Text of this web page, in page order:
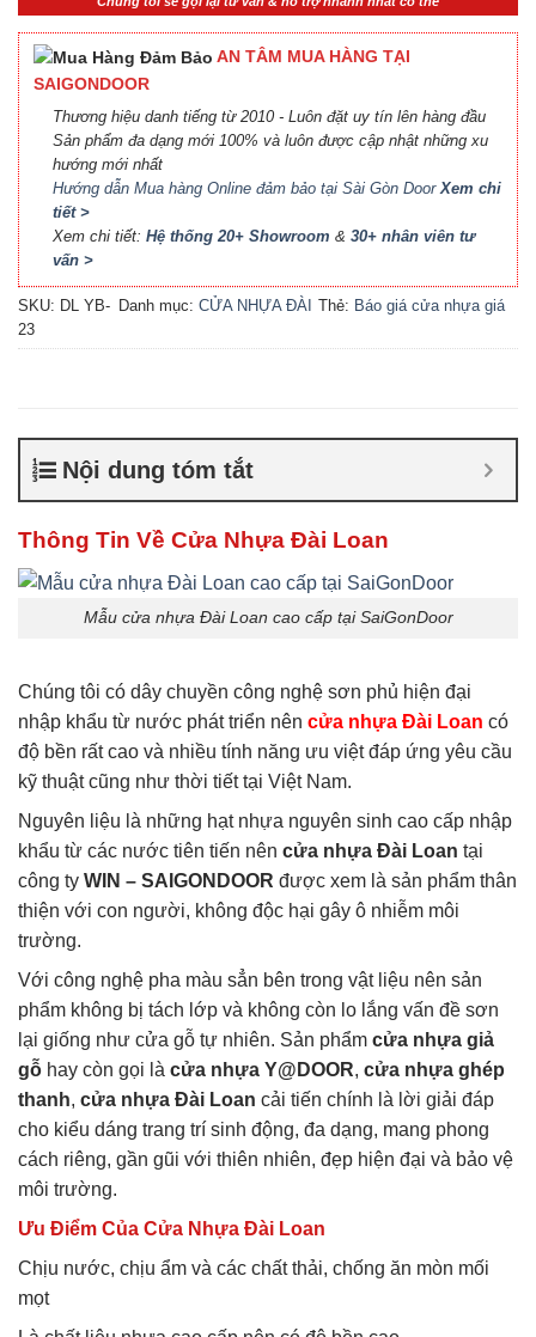
AN TÂM MUA HÀNG TẠI
SAIGONDOOR
Thương hiệu danh tiếng từ 2010 - Luôn đặt uy tín lên hàng đầu
Sản phẩm đa dạng mới 100% và luôn được cập nhật những xu
hướng mới nhất
Hướng dẫn Mua hàng Online đảm bảo tại Sài Gòn DoorXem chi
tiết >
Xem chi tiết: Hệ thống 20+ Showroom & 30+ nhân viên tư
vấn >
SKU: DL YB-
23
Danh mục: CỬA NHỰA ĐÀI Thẻ: Báo giá cửa nhựa giá
HCM,Cửa nhựa đúc Đài
Nội dung tóm tắt
Thông Tin Về Cửa Nhựa Đài Loan
Mẫu cửa nhựa Đài Loan cao cấp tại SaiGonDoor
Chúng tôi có dây chuyền công nghệ sơn phủ hiện đại
nhập khẩu từ nước phát triển nên cửa nhựa Đài Loan có
độ bền rất cao và nhiều tính năng ưu việt đáp ứng yêu cầu
kỹ thuật cũng như thời tiết tại Việt Nam.
Nguyên liệu là những hạt nhựa nguyên sinh cao cấp nhập
khẩu từ các nước tiên tiến nên cửa nhựa Đài Loan tại
công ty WIN – SAIGONDOOR được xem là sản phẩm thân
thiện với con người, không độc hại gây ô nhiễm môi
trường.
Với công nghệ pha màu sẳn bên trong vật liệu nên sản
phẩm không bị tách lớp và không còn lo lắng vấn đề sơn
lại giống như cửa gỗ tự nhiên. Sản phẩm cửa nhựa giả
gỗ hay còn gọi là cửa nhựa Y@DOOR, cửa nhựa ghép
thanh, cửa nhựa Đài Loan cải tiến chính là lời giải đáp
cho kiểu dáng trang trí sinh động, đa dạng, mang phong
cách riêng, gần gũi với thiên nhiên, đẹp hiện đại và bảo vệ
môi trường.
Ưu Điểm Của Cửa Nhựa Đài Loan
Chịu nước, chịu ẩm và các chất thải, chống ăn mòn mối
mọt